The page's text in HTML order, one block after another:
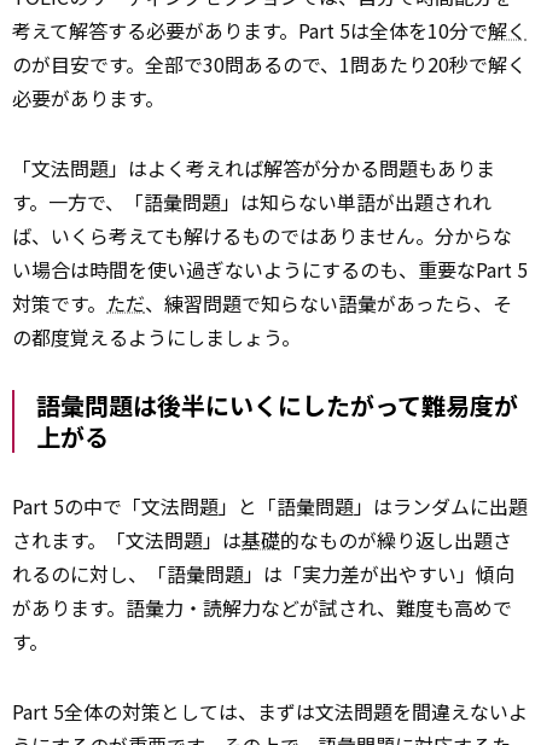
考えて解答する必要があります。Part 5は全体を10分で解く
のが目安です。全部で30問あるので、1問あたり20秒で解く
必要があります。
「文法問題」はよく考えれば解答が分かる問題もありま
す。一方で、「語彙問題」は知らない単語が出題されれ
ば、いくら考えても解けるものではありません。分からな
い場合は時間を使い過ぎないようにするのも、重要なPart 5
対策です。 ただ、練習問題で知らない語彙があったら、そ
の都度覚えるようにしましょう。
語彙問題は後半にいくにしたがって難易度が
上がる
Part 5の中で「文法問題」と「語彙問題」はランダムに出題
されます。「文法問題」は基礎的なものが繰り返し出題さ
れるのに対し、「語彙問題」は「実力差が出やすい」傾向
があります。語彙力・読解力などが試され、難度も高めで
す。
Part 5全体の対策としては、まずは文法問題を間違えないよ